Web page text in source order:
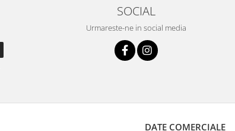
SOCIAL
Urmareste-ne in social media
DATE COMERCIALE